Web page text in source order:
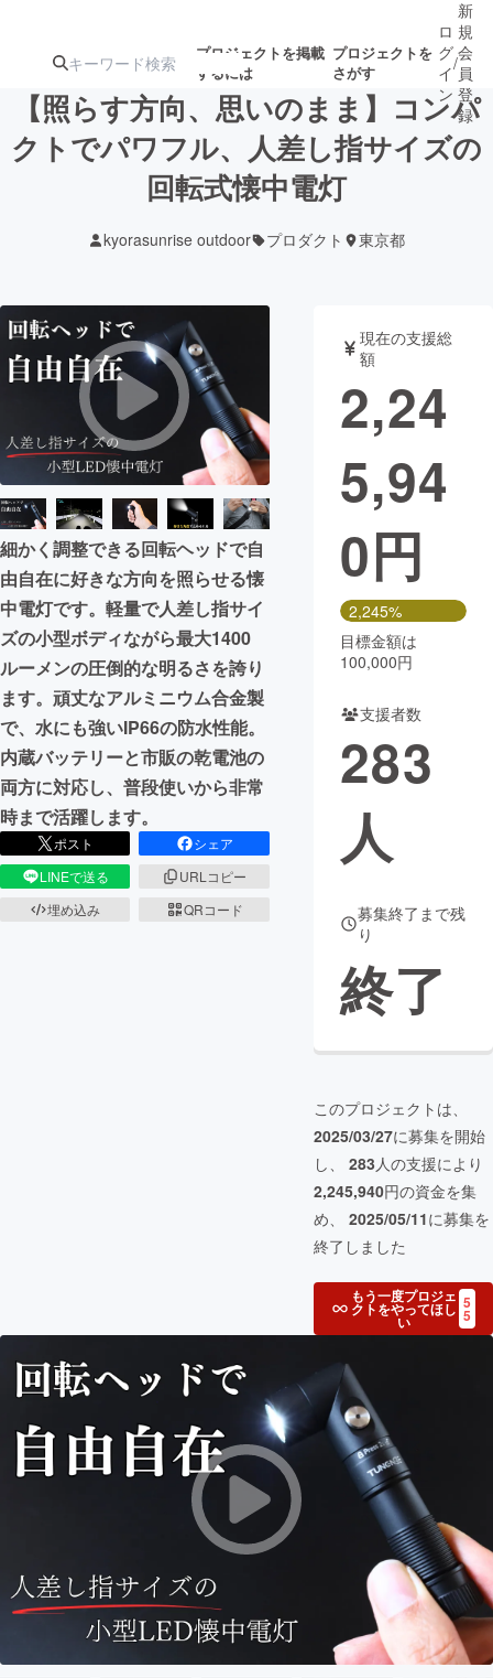
プロジェクトを掲載
するには
プロジェクトを
さがす
注目の新着プロ募集終了が近いプ
テクノロジー・ガジェット
映像・映画 書籍・雑誌
ビジネス・起業 チャレンジ
まちづくり・地域活性化
CAMPFIRE for Social Good
CAMPFIRE Creation
CAMPFIREふるさと納税
コミュニティ
ロ
グ
イ
ン
/
新
規
会
員
登
録
【照らす方向、思いのまま】コンパ
クトでパワフル、人差し指サイズの
回転式懐中電灯
kyorasunrise outdoor プロダクト 東京都
細かく調整できる回転ヘッドで自
由自在に好きな方向を照らせる懐
中電灯です。軽量で人差し指サイ
ズの小型ボディながら最大1400
ルーメンの圧倒的な明るさを誇り
ます。頑丈なアルミニウム合金製
で、水にも強いIP66の防水性能。
内蔵バッテリーと市販の乾電池の
両方に対応し、普段使いから非常
時まで活躍します。
ポスト
シェア
LINEで送る
URLコピー
埋め込み
QRコード
現在の支援総
額
2,24
5,94
0円
2,245%
目標金額は
100,000円
支援者数
283
人
募集終了まで残
り
終了
このプロジェクトは、
2025/03/27に募集を開始
し、 283人の支援により
2,245,940円の資金を集
め、 2025/05/11に募集を
終了しました
もう一度プロジェ
クトをやってほし
い
5
5